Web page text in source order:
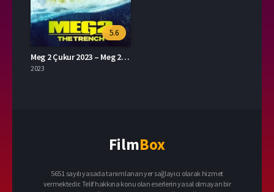
5.6
Meg 2 Çukur 2023 – Meg 2: The Trench 1080p Turkce Dublaj izle
2023
FilmBox
5651 sayılı yasada tanımlanan yer sağlayıcı olarak hizmet
vermektedir. Telif hakkına konu olan eserlerin yasal olmayan bir